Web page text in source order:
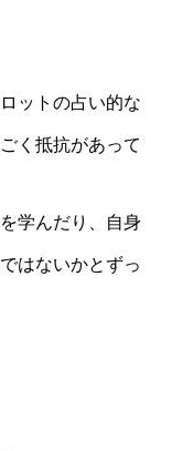
ットの占い的な
く抵抗があって
学んだり、自身
はないかとずっ